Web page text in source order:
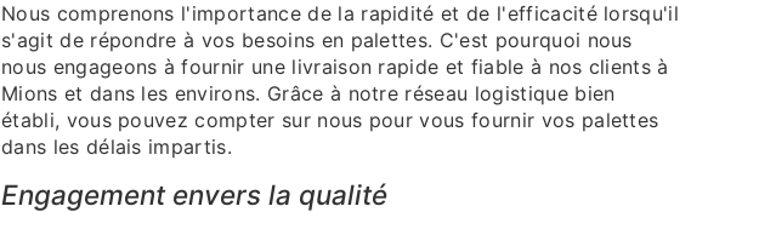
Nous comprenons l'importance de la rapidité et de l'efficacité lorsqu'il
s'agit de répondre à vos besoins en palettes. C'est pourquoi nous
nous engageons à fournir une livraison rapide et fiable à nos clients à
Mions et dans les environs. Grâce à notre réseau logistique bien
établi, vous pouvez compter sur nous pour vous fournir vos palettes
dans les délais impartis.
Engagement envers la qualité